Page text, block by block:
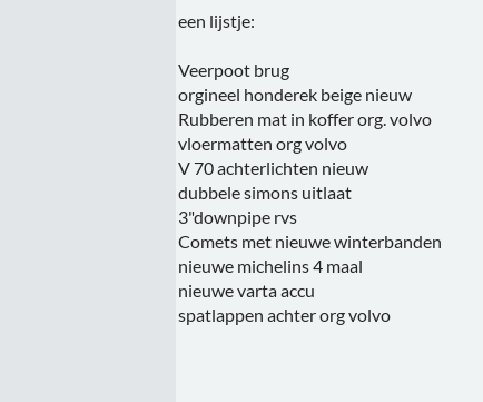
een lijstje:
Veerpoot brug
orgineel honderek beige nieuw
Rubberen mat in koffer org. volvo
vloermatten org volvo
V 70 achterlichten nieuw
dubbele simons uitlaat
3"downpipe rvs
Comets met nieuwe winterbanden
nieuwe michelins 4 maal
nieuwe varta accu
spatlappen achter org volvo